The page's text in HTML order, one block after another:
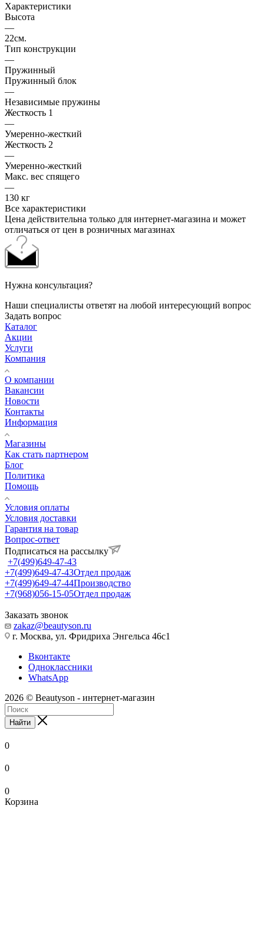
Характеристики
Высота
—
22см.
Тип конструкции
—
Пружинный
Пружинный блок
—
Независимые пружины
Жесткость 1
—
Умеренно-жесткий
Жесткость 2
—
Умеренно-жесткий
Макс. вес спящего
—
130 кг
Все характеристики
Цена действительна только для интернет-магазина и может
отличаться от цен в розничных магазинах
Нужна консультация?
Наши специалисты ответят на любой интересующий вопрос
Задать вопрос
Каталог
Акции
Услуги
Компания
О компании
Вакансии
Новости
Контакты
Информация
Магазины
Как стать партнером
Блог
Политика
Помощь
Условия оплаты
Условия доставки
Гарантия на товар
Вопрос-ответ
Подписаться на рассылку
+7(499)649-47-43
+7(499)649-47-43Отдел продаж
+7(499)649-47-44Производство
+7(968)056-15-05Отдел продаж
Заказать звонок
zakaz@beautyson.ru
г. Москва, ул. Фридриха Энгельса 46с1
Вконтакте
Одноклассники
WhatsApp
2026 © Beautyson - интернет-магазин
Найти
0
0
0
Корзина